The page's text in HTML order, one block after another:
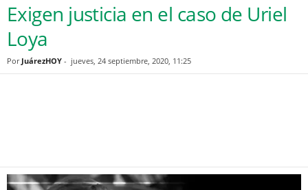
Exigen justicia en el caso de Uriel
Loya
Por JuárezHOY - jueves, 24 septiembre, 2020, 11:25